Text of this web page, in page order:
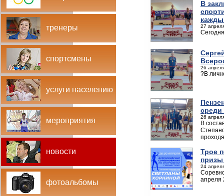
тренеры
спортсмены
услуги населению
мероприятия
новости
фотоальбомы
В
27
26
?В
среди
26
В
Трое
24
апреля